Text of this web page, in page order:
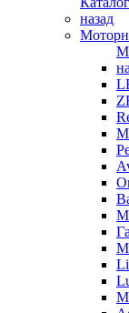
назад